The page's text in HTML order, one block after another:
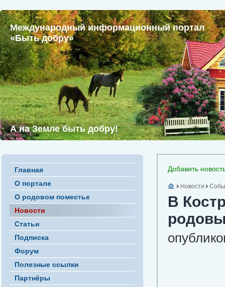
Международный информационный портал
«Быть добру»
А на Земле быть добру!
Главная
О портале
О родовом поместье
Новости
Статьи
Подписка
Форум
Полезные ссылки
Партнёры
Добавить
Новости
В